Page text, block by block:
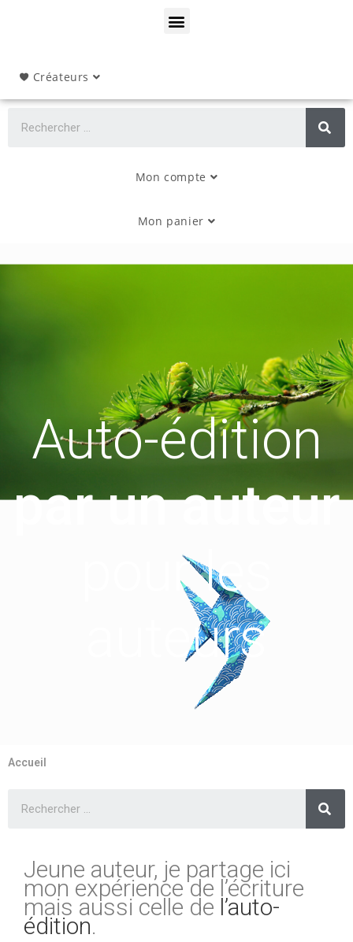
Créateurs
Mon compte
Mon panier
Auto-édition
par un auteur
pour les
auteurs
Accueil
Jeune auteur, je partage ici
mon expérience de l’écriture
mais aussi celle de l’auto-
édition.